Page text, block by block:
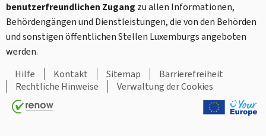
benutzerfreundlichen Zugang zu allen Informationen,
Behördengängen und Dienstleistungen, die von den Behörden
und sonstigen öffentlichen Stellen Luxemburgs angeboten
werden.
Hilfe
Kontakt Sitemap
Barrierefreiheit
Rechtliche Hinweise
Verwaltung der Cookies